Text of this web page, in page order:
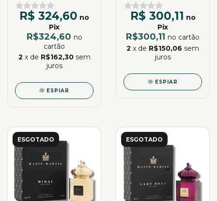
R$ 324,60 no
Pix
R$324,60 no
cartão
2 x de R$162,30 sem
juros
ESPIAR
Almeida
R$ 300,11 no
Pix
R$300,11 no cartão
2 x de R$150,06 sem
juros
ESPIAR
ESGOTADO ESGOTADO